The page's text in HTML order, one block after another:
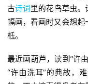
古诗词里的花鸟草虫
幅画，看画时又会想
柢。
最近画葫芦，读到“许
“许由洗耳”的典故，